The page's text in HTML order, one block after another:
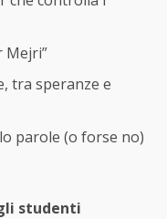
Mejri”
tra speranze e
parole (o forse no)
studenti